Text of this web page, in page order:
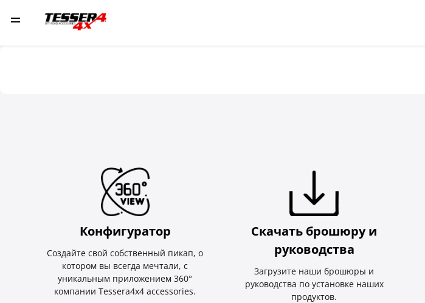
Конфигуратор
Создайте свой собственный пикап, о
котором вы всегда мечтали, с
уникальным приложением 360°
компании Tessera4x4 accessories.
Скачать брошюру и
руководства
Загрузите наши брошюры и
руководства по установке наших
продуктов.